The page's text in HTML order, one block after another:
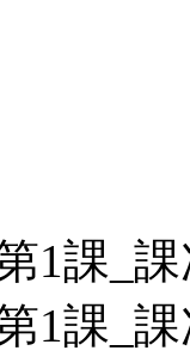
1課_
1課_